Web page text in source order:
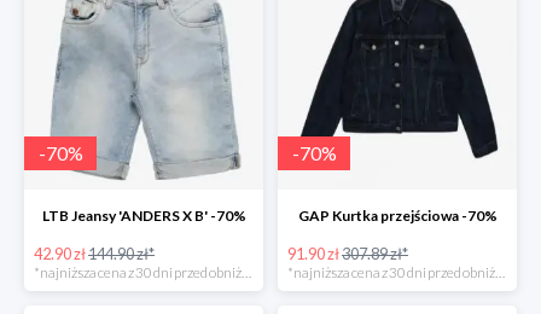
-70%
LTB Jeansy 'ANDERS X B' -70%
42.90 zł144.90 zł*
*najniższa cena z 30 dni przed obniżką
-70%
GAP Kurtka przejściowa -70%
91.90 zł307.89 zł*
*najniższa cena z 30 dni przed obniżką